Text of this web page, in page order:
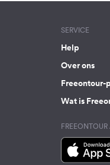
SERVICE
Help
Over ons
Freeontour-
Wat is
FREEONTOUR